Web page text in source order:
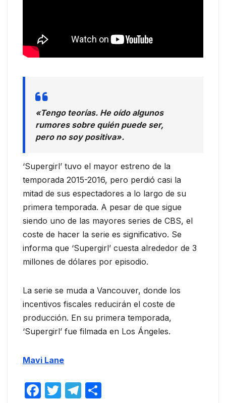
«Tengo teorías. He oído algunos
rumores sobre quién puede ser,
pero no soy positiva».
‘Supergirl’ tuvo el mayor estreno de la
temporada 2015-2016, pero perdió casi la
mitad de sus espectadores a lo largo de su
primera temporada. A pesar de que sigue
siendo uno de las mayores series de CBS, el
coste de hacer la serie es significativo. Se
informa que ‘Supergirl’ cuesta alrededor de 3
millones de dólares por episodio.
La serie se muda a Vancouver, donde los
incentivos fiscales reducirán el coste de
producción. En su primera temporada,
‘Supergirl’ fue filmada en Los Ángeles.
Mavi Lane
F
T
T